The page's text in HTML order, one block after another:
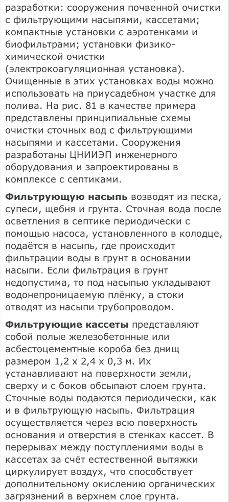
разработки: сооружения почвенной очистки
с фильтрующими насыпями, кассетами;
компактные установки с аэротенками и
биофильтрами; установки физико-
химической очистки
(электрокоагуляционная установка).
Очищенные в этих установках воды можно
использовать на приусадебном участке для
полива. На рис. 81 в качестве примера
представлены принципиальные схемы
очистки сточных вод с фильтрующими
насыпями и кассетами. Сооружения
разработаны ЦНИИЭП инженерного
оборудования и запроектированы в
комплексе с септиками.
Фильтрующую насыпь возводят из песка,
супеси, щебня и грунта. Сточная вода после
осветления в септике периодически с
помощью насоса, установленного в колодце,
подаётся в насыпь, где происходит
фильтрации воды в грунт в основании
насыпи. Если фильтрация в грунт
недопустима, то под насыпью укладывают
водонепроницаемую плёнку, а стоки
отводят из насыпи трубопроводом.
Фильтрующие кассеты представляют
собой полые железобетонные или
асбестоцементные короба без днищ
размером 1,2 х 2,4 х 0,3 м. Их
устанавливают на поверхности земли,
сверху и с боков обсыпают слоем грунта.
Сточные воды подаются периодически, как
и в фильтрующую насыпь. Фильтрация
осуществляется через всю поверхность
основания и отверстия в стенках кассет. В
перерывах между поступлениями воды в
кассетах за счёт естественной вытяжки
циркулирует воздух, что способствует
дополнительному окислению органических
загрязнений в верхнем слое грунта.